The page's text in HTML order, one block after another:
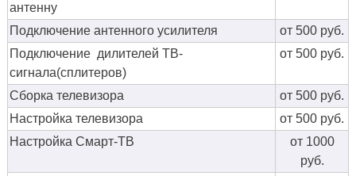
антенну
Подключение антенного усилителя
от 500 руб.
Подключение дилителей ТВ-
сигнала(сплитеров)
от 500 руб.
Сборка телевизора
от 500 руб.
Настройка телевизора
от 500 руб.
Настройка Смарт-ТВ
от 1000
руб.